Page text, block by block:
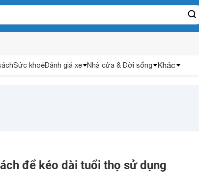
Sức khoẻĐánh giá xe Nhà cửa & Đời sống Khác
để kéo dài tuổi thọ sử dụng